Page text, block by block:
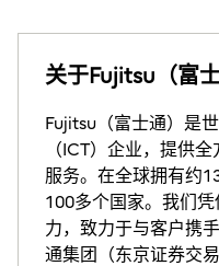
关于Fujitsu（富
Fujitsu（富士通）是
（ICT）企业，提供
服务。在全球拥有约
100多个国家。我们
力，致力于与客户携
通集团（东京证券交